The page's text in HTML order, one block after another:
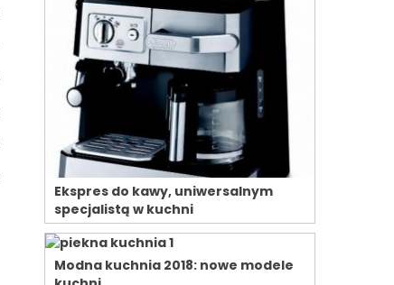
Ekspres do kawy, uniwersalnym
specjalistą w kuchni
Modna kuchnia 2018: nowe modele